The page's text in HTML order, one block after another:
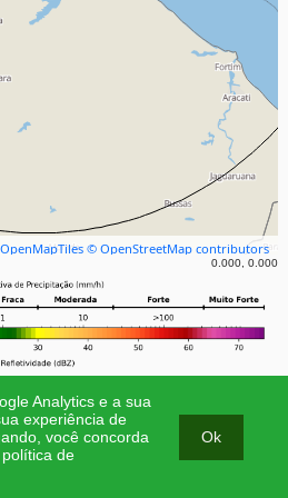
© OpenStreetMap contributors
0.000, 0.000
de Meteorologia e Recursos
(FUNCEME) - 2023
Analytics e a sua
experiência de
você concorda
de
Ok